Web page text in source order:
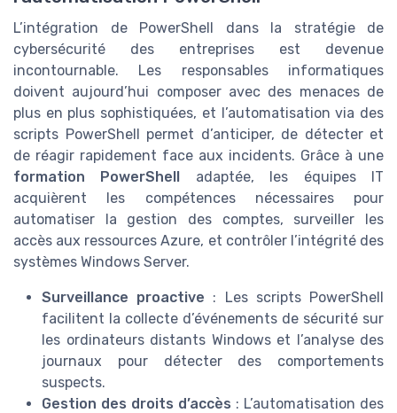
L’intégration de PowerShell dans la stratégie de
cybersécurité des entreprises est devenue
incontournable. Les responsables informatiques
doivent aujourd’hui composer avec des menaces de
plus en plus sophistiquées, et l’automatisation via des
scripts PowerShell permet d’anticiper, de détecter et
de réagir rapidement face aux incidents. Grâce à une
formation PowerShell adaptée, les équipes IT
acquièrent les compétences nécessaires pour
automatiser la gestion des comptes, surveiller les
accès aux ressources Azure, et contrôler l’intégrité des
systèmes Windows Server.
Surveillance proactive : Les scripts PowerShell
facilitent la collecte d’événements de sécurité sur
les ordinateurs distants Windows et l’analyse des
journaux pour détecter des comportements
suspects.
Gestion des droits d’accès : L’automatisation des